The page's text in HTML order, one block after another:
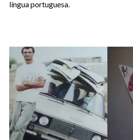
língua portuguesa.